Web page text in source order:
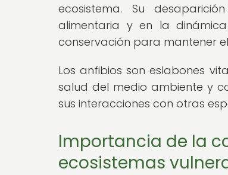
ecosistema. Su
alimentaria y en la
conservación para mantener
Los anfibios son eslabones
salud del medio ambiente y
sus interacciones con otras
Importancia de la
ecosistemas